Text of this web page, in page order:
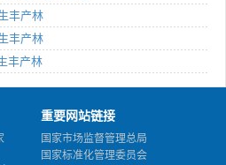
丰产林
丰产林
丰产林
重要网站链接
国家市场监督管理总局
国家标准化管理委员会